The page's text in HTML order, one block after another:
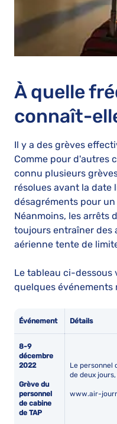
À quelle
connaît-
Il y a des grèves
Comme pour d'autres
connu plusieurs
résolues avant la date
désagréments pour
Néanmoins, les arrêts
toujours entraîner des
aérienne tente de
Le tableau ci-dessous
quelques événements
Événement Détails
8-9
décembre
2022
Grève du
personnel
de cabine
de TAP
Le personnel
de deux
www.air-